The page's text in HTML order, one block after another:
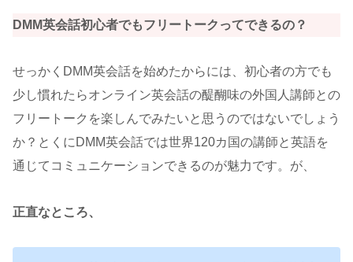
DMM英会話初心者でもフリートークってできるの？
せっかくDMM英会話を始めたからには、初心者の方でも
少し慣れたらオンライン英会話の醍醐味の外国人講師との
フリートークを楽しんでみたいと思うのではないでしょう
か？とくにDMM英会話では世界120カ国の講師と英語を
通じてコミュニケーションできるのが魅力です。が、
正直なところ、